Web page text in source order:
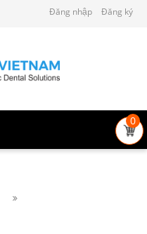
Đăng nhập Đăng ký
0